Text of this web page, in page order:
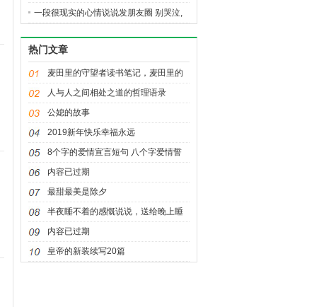
在别人心中的地位
一段很现实的心情说说发朋友圈 别哭泣,
热门文章
麦田里的守望者读书笔记，麦田里的
守望者读后感
人与人之间相处之道的哲理语录
公媳的故事
2019新年快乐幸福永远
8个字的爱情宣言短句 八个字爱情誓
言和诗句
内容已过期
最甜最美是除夕
半夜睡不着的感慨说说，送给晚上睡
不着的人
内容已过期
皇帝的新装续写20篇